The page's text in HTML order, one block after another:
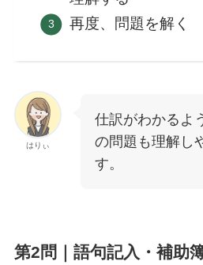
再度、問題を解く
はりぃ
仕訳がわかるよ
の問題も理解し
す。
第2問｜語句記入・補助